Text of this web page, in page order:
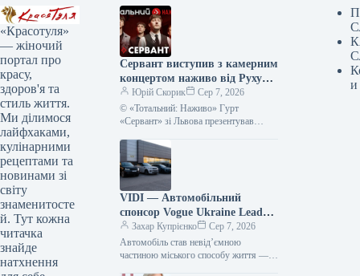
«Красотуля»
— жіночий
портал про
красу,
здоров'я та
стиль життя.
Ми ділимося
лайфхаками,
кулінарними
рецептами та
новинами зі
світу
знаменитосте
й. Тут кожна
читачка
знайде
натхнення
Сервант виступив з камерним
концертом наживо від Руху
опору ССО – фото, відео
Юрій Скорик
Сер 7, 2026
© «Тотальний: Наживо» Гурт
«Сервант» зі Львова презентував
«Тотальний: Наживо». Запис був
створений на підтримку…
VIDI — Автомобільний
спонсор Vogue Ukraine Leaders
Gala: Які автівки будуть
представлені на події
Захар Купрієнко
Сер 7, 2026
Автомобіль став невід’ємною
частиною міського способу життя —
и